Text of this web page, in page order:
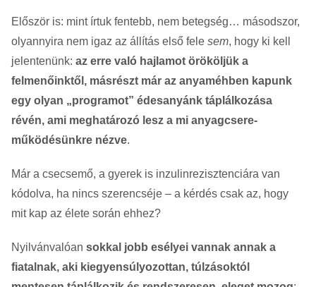
Először is: mint írtuk fentebb, nem betegség… másodszor,
olyannyira nem igaz az állítás első fele sem, hogy ki kell
jelentenünk: az erre való hajlamot örököljük a
felmenőinktől, másrészt már az anyaméhben kapunk
egy olyan „programot” édesanyánk táplálkozása
révén, ami meghatározó lesz a mi anyagcsere-
működésünkre nézve.
Már a csecsemő, a gyerek is inzulinrezisztenciára van
kódolva, ha nincs szerencséje – a kérdés csak az, hogy
mit kap az élete során ehhez?
Nyilvánvalóan sokkal jobb esélyei vannak annak a
fiatalnak, aki kiegyensúlyozottan, túlzásoktól